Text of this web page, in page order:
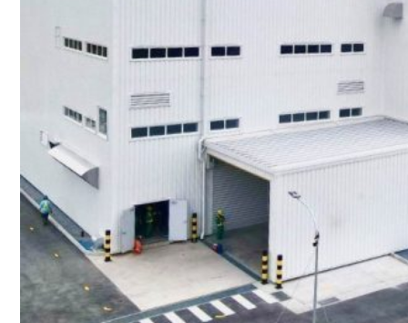
ỐNG MỀM NỐI ĐẦU PHUN SPRINKLER
FLEXDROP YONG WON
SƠN CHỐNG CHÁY FLAMEBAR BW11
RON CHỐNG CHÁY
KEO ACRYLIC SEALANT
Sản phẩm Kiến trúc